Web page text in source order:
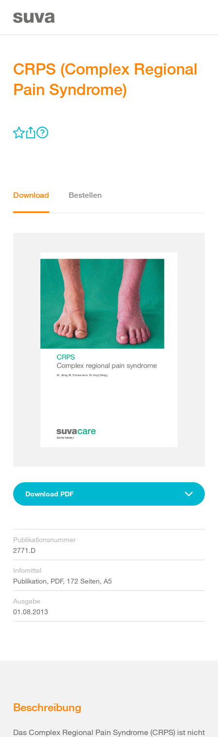
CRPS (Complex Regional
Pain Syndrome)
Download Bestellen
Download PDF
Publikationsnummer
2771.D
Infomittel
Publikation, PDF, 172 Seiten, A5
Ausgabe
01.08.2013
Beschreibung
Das Complex Regional Pain Syndrome (CRPS) ist nicht